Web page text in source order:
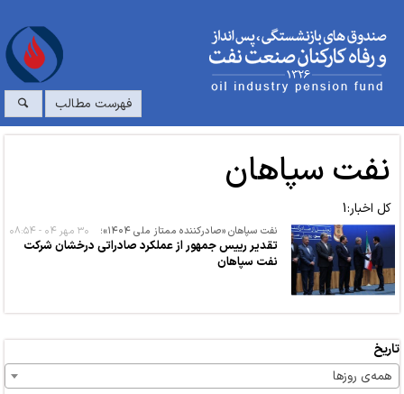
فهرست مطالب
نفت سپاهان
کل اخبار:1
نفت سپاهان «صادرکننده ممتاز ملی ۱۴۰۴»؛
تقدیر رییس جمهور از عملکرد صادراتی درخشان شرکت
نفت سپاهان
۳۰ مهر ۰۴ - ۰۸:۵۴
تاریخ
همه‌ی روزها